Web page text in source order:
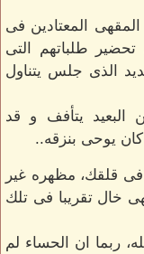
المعتادين فى
طلباتهم التى
الذى جلس يتناول
البعيد يتأفف و قد
يوحى بنزقه..
قلقك، مظهره غير
خال تقريبا فى تلك
ربما ان الحساء لم